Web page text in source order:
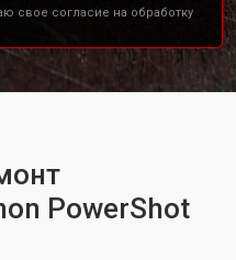
свое согласие на обработку
PowerShot